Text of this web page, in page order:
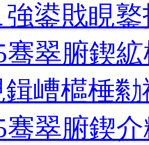
鍙戝睍
骞翠腑鍥
嶆櫙棰
骞翠腑鍥